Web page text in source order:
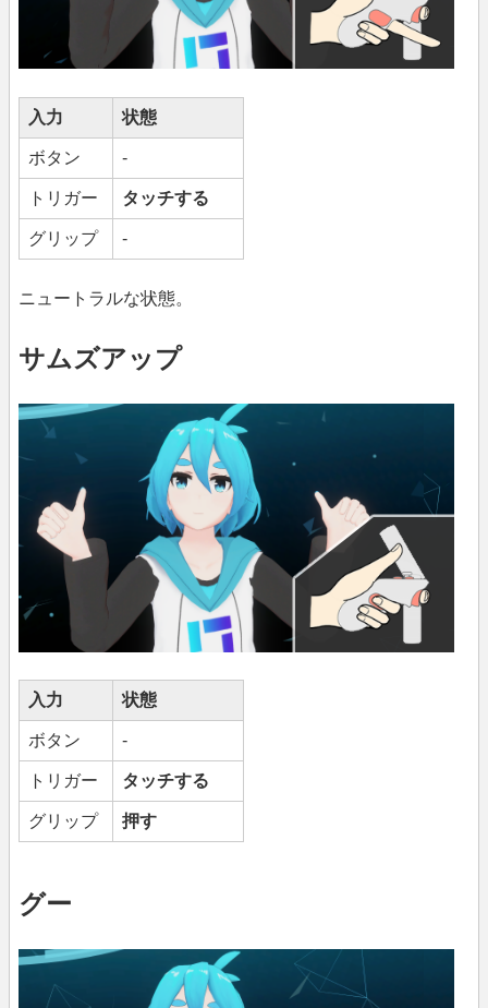
入力 状態
ボタン -
トリガー タッチする
グリップ -
ニュートラルな状態。
サムズアップ
入力 状態
ボタン -
トリガー タッチする
グリップ 押す
グー